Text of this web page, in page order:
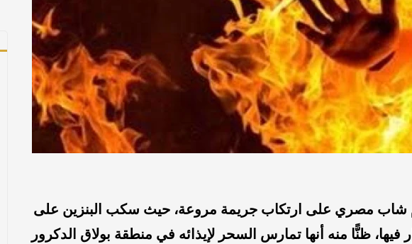
شاب مصري على ارتكاب جريمة مروعة، حيث سكب البنزين على
ظنًّا منه أنها تمارس السحر لإيذائه في منطقة بولاق الدكرور